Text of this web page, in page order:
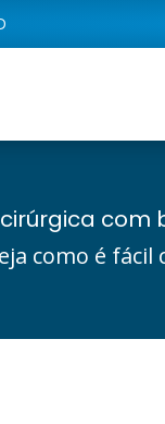
cirúrgica
como é